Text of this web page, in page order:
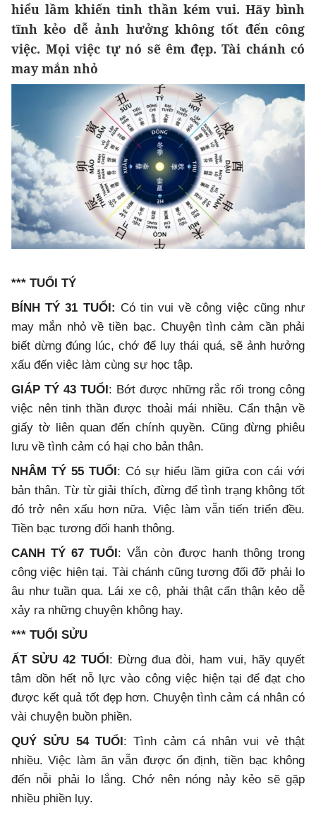
hiểu lầm khiến tinh thần kém vui. Hãy bình
tĩnh kẻo dễ ảnh hưởng không tốt đến công
việc. Mọi việc tự nó sẽ êm đẹp. Tài chánh có
may mắn nhỏ
*** TUỔI TÝ
BÍNH TÝ 31 TUỔI: Có tin vui về công việc cũng như
may mắn nhỏ về tiền bạc. Chuyện tình cảm cần phải
biết dừng đúng lúc, chớ để lụy thái quá, sẽ ảnh hưởng
xấu đến việc làm cùng sự học tập.
GIÁP TÝ 43 TUỔI: Bớt được những rắc rối trong công
việc nên tinh thần được thoải mái nhiều. Cẩn thận về
giấy tờ liên quan đến chính quyền. Cũng đừng phiêu
lưu về tình cảm có hại cho bản thân.
NHÂM TÝ 55 TUỔI: Có sự hiểu lầm giữa con cái với
bản thân. Từ từ giải thích, đừng để tình trạng không tốt
đó trở nên xấu hơn nữa. Việc làm vẫn tiến triển đều.
Tiền bạc tương đối hanh thông.
CANH TÝ 67 TUỔI: Vẫn còn được hanh thông trong
công việc hiện tại. Tài chánh cũng tương đối đỡ phải lo
âu như tuần qua. Lái xe cộ, phải thật cẩn thận kẻo dễ
xảy ra những chuyện không hay.
*** TUỔI SỬU
ẤT SỬU 42 TUỔI: Đừng đua đòi, ham vui, hãy quyết
tâm dồn hết nỗ lực vào công việc hiện tại để đạt cho
được kết quả tốt đẹp hơn. Chuyện tình cảm cá nhân có
vài chuyện buồn phiền.
QUÝ SỬU 54 TUỔI: Tình cảm cá nhân vui vẻ thật
nhiều. Việc làm ăn vẫn được ổn định, tiền bạc không
đến nỗi phải lo lắng. Chớ nên nóng nảy kẻo sẽ gặp
nhiều phiền lụy.